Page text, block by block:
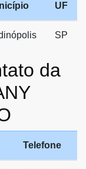
UF
SP
da
Telefone